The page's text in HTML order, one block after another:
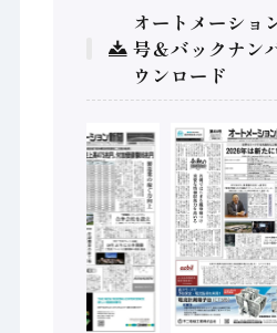
オートメーショ
号＆バックナン
ウンロード